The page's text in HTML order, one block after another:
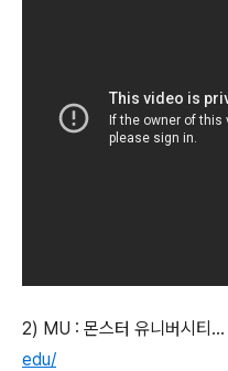
2) MU : 몬스터 유니버시티...
edu/